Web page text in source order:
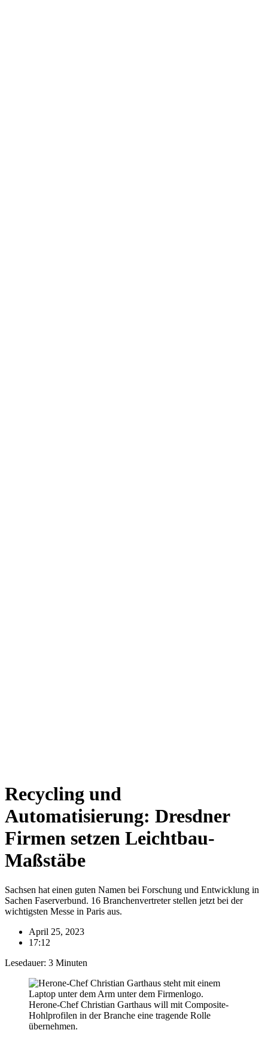
Recycling und
Automatisierung: Dresdner
Firmen setzen Leichtbau-
Maßstäbe
Sachsen hat einen guten Namen bei Forschung und Entwicklung in
Sachen Faserverbund. 16 Branchenvertreter stellen jetzt bei der
wichtigsten Messe in Paris aus.
April 25, 2023
17:12
Lesedauer: 3 Minuten
Herone-Chef Christian Garthaus will mit Composite-
Hohlprofilen in der Branche eine tragende Rolle
übernehmen.